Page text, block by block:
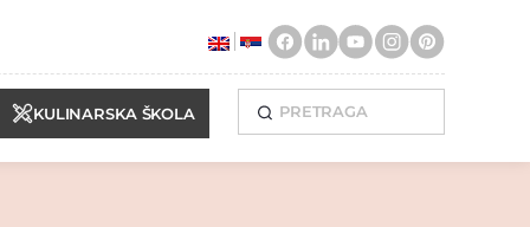
KULINARSKA ŠKOLA